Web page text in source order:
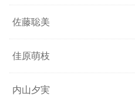
佐藤聡美
佳原萌枝
内山夕実